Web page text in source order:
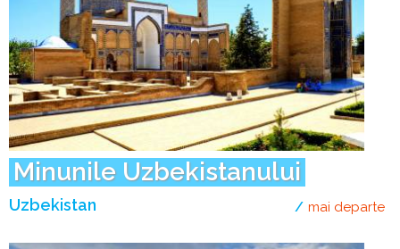
Minunile Uzbekistanului
Uzbekistan mai departe